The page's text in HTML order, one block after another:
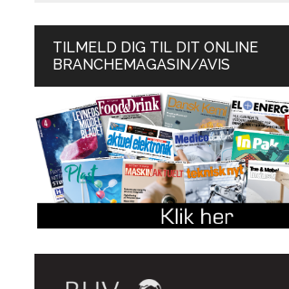
TILMELD DIG TIL DIT ONLINE
BRANCHEMAGASIN/AVIS